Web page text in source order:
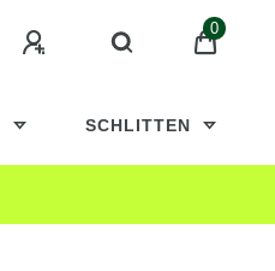
0
SCHLITTEN